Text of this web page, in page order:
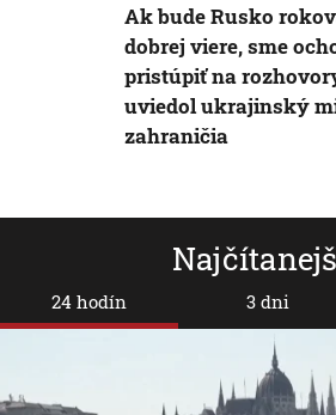
24 hodín 3 dni
Ak bude Rusko
dobrej viere, sme
pristúpiť na
uviedol ukrajinský
zahraničia